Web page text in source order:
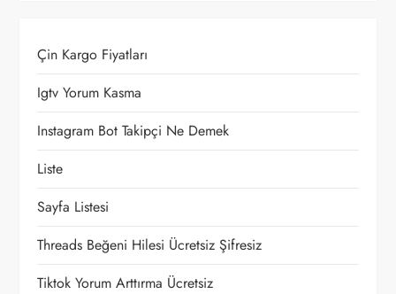
i
n
m
e
s
i
Çin Kargo Fiyatları
Igtv Yorum Kasma
Instagram Bot Takipçi Ne Demek
Liste
Sayfa Listesi
Threads Beğeni Hilesi Ücretsiz Şifresiz
Tiktok Yorum Arttırma Ücretsiz